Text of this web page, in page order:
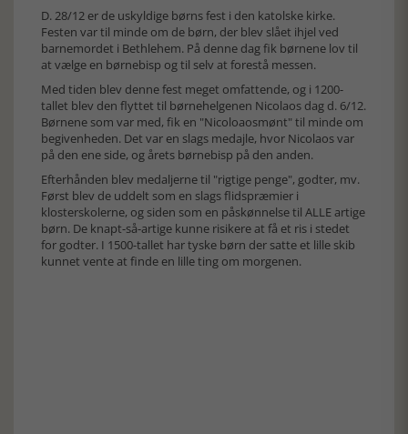
D. 28/12 er de uskyldige børns fest i den katolske kirke.
Festen var til minde om de børn, der blev slået ihjel ved
barnemordet i Bethlehem. På denne dag fik børnene lov til
at vælge en børnebisp og til selv at forestå messen.
Med tiden blev denne fest meget omfattende, og i 1200-
tallet blev den flyttet til børnehelgenen Nicolaos dag d. 6/12.
Børnene som var med, fik en "Nicoloaosmønt" til minde om
begivenheden. Det var en slags medajle, hvor Nicolaos var
på den ene side, og årets børnebisp på den anden.
Efterhånden blev medaljerne til "rigtige penge", godter, mv.
Først blev de uddelt som en slags flidspræmier i
klosterskolerne, og siden som en påskønnelse til ALLE artige
børn. De knapt-så-artige kunne risikere at få et ris i stedet
for godter. I 1500-tallet har tyske børn der satte et lille skib
kunnet vente at finde en lille ting om morgenen.